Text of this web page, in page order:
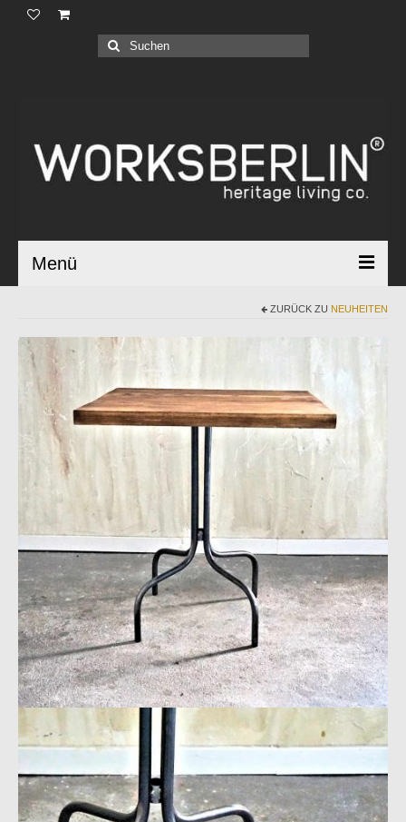
Suchen
nach:
Menü
Blog |
ZURÜCK ZU NEUHEITEN